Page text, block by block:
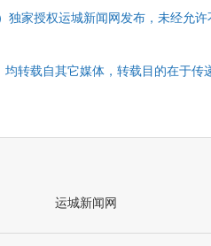
独家授权运城新闻网发布，未经允
均转载自其它媒体，转载目的在于
运城新闻网